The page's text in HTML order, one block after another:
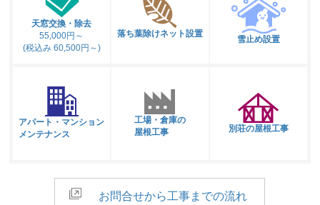
天窓交換・除去
55,000円～
(税込み 60,500円～)
落ち葉除けネット設置
雪止め設置
アパート・マンション
メンテナンス
工場・倉庫の
屋根工事
別荘の屋根工事
お問合せから工事までの流れ